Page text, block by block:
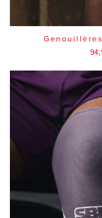
Genouillères